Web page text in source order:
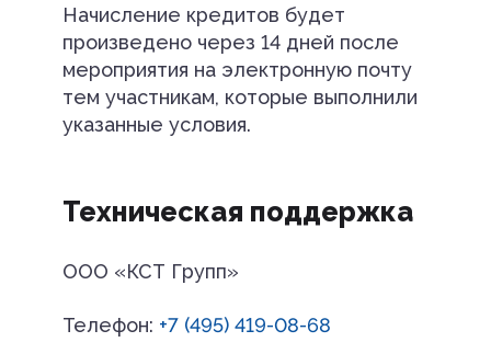
Начисление кредитов будет
произведено через 14 дней после
мероприятия на электронную почту
тем участникам, которые выполнили
указанные условия.
Техническая поддержка
ООО «КСТ Групп»
Телефон: +7 (495) 419-08-68